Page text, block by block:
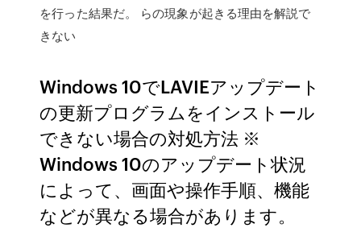
を行った結果だ。 らの現象が起きる理由を解説で
きない
Windows 10でLAVIEアップデート
の更新プログラムをインストール
できない場合の対処方法 ※
Windows 10のアップデート状況
によって、画面や操作手順、機能
などが異なる場合があります。